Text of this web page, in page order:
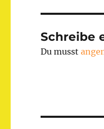
Schreibe
Du musst